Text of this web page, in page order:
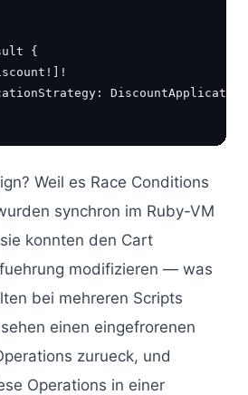
{
Weil es Race Conditions
synchron im Ruby-VM
konnten den Cart
modifizieren — was
bei mehreren Scripts
einen eingefrorenen
zurueck, und
Operations in einer